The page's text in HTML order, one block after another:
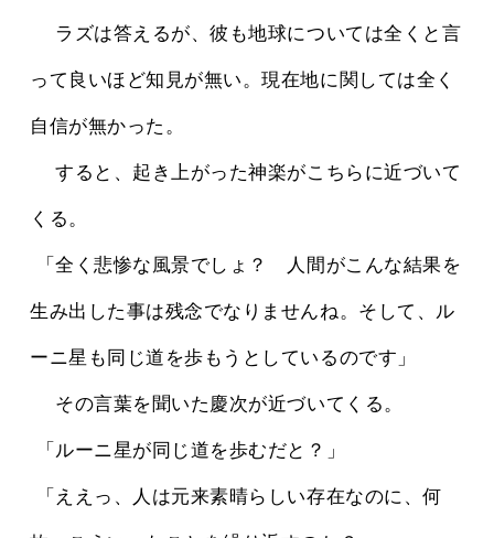
って良いほど知見が無い。現在地に関しては全く
自信が無かった。
くる。
生み出した事は残念でなりませんね。そして、ル
ーニ星も同じ道を歩もうとしているのです」
その言葉を聞いた慶次が近づいてくる。
「ルーニ星が同じ道を歩むだと？」